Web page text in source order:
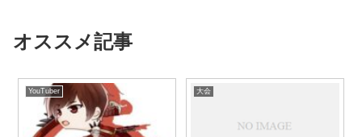
オススメ記事
YouTuber 大会